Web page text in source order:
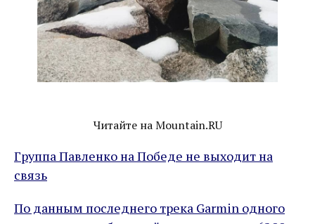
Читайте на Mountain.RU
Группа Павленко на Победе не выходит на
связь
По данным последнего трека Garmin одного